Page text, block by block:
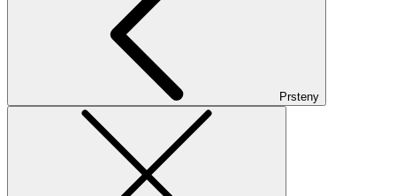
Prsteny